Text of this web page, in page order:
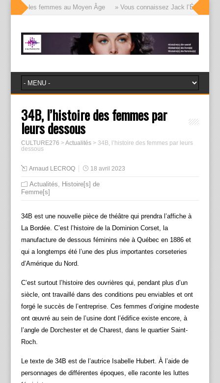
des femmes au Moyen Âge » Vous connaissez Jack l’Éventreur,
34B, l’histoire des femmes par
leurs dessous
CULTURE276 >Actualités> 34B, l’histoire des femmes par leurs
dessous
Arnaud LECROQ 18 avril 2023
Actualités, Histoire[s] de
Femme[s]
34B est une nouvelle pièce de théâtre qui prendra l’affiche à
La Bordée. C’est l’histoire de la Dominion Corset, la
manufacture de dessous féminins née à Québec en 1886 et
qui a longtemps été l’une des plus importantes corseteries
d’Amérique du Nord.
C’est surtout l’histoire des ouvrières qui, pendant plus d’un
siècle, ont travaillé dans des conditions peu enviables et ont
forgé le succès de l’entreprise. Ces femmes d’origine modeste
ont œuvré au sein de l’usine dont l’édifice existe encore, à
l’angle de Dorchester et de Charest, dans le quartier Saint-
Roch.
Le texte de 34B est de l’autrice Isabelle Hubert. À l’aide de
personnages de différentes époques, elle raconte les luttes